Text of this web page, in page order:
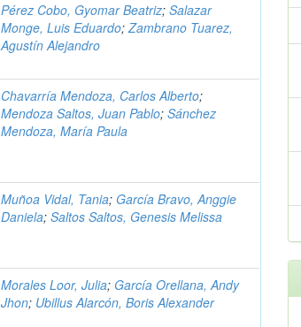
Pérez Cobo, Gyomar Beatriz;Salazar
Monge, Luis Eduardo;Zambrano Tuarez,
Agustín Alejandro
Chavarría Mendoza, Carlos Alberto;
Mendoza Saltos, Juan Pablo;Sánchez
Mendoza, María Paula
Muñoa Vidal, Tania; García Bravo, Anggie
Daniela;Saltos Saltos, Genesis Melissa
Morales Loor, Julia; García Orellana, Andy
Jhon; Ubillus Alarcón, Boris Alexander